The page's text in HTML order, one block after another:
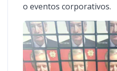
o eventos corporativos.